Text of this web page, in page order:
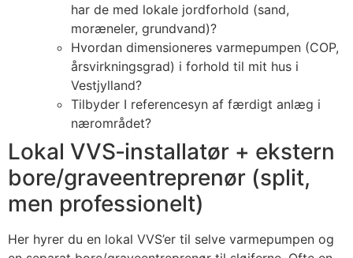
har de med lokale jordforhold (sand,
moræneler, grundvand)?
Hvordan dimensioneres varmepumpen (COP,
årsvirkningsgrad) i forhold til mit hus i
Vestjylland?
Tilbyder I referencesyn af færdigt anlæg i
nærområdet?
Lokal VVS‑installatør + ekstern
bore/graveentreprenør (split,
men professionelt)
Her hyrer du en lokal VVS’er til selve varmepumpen og